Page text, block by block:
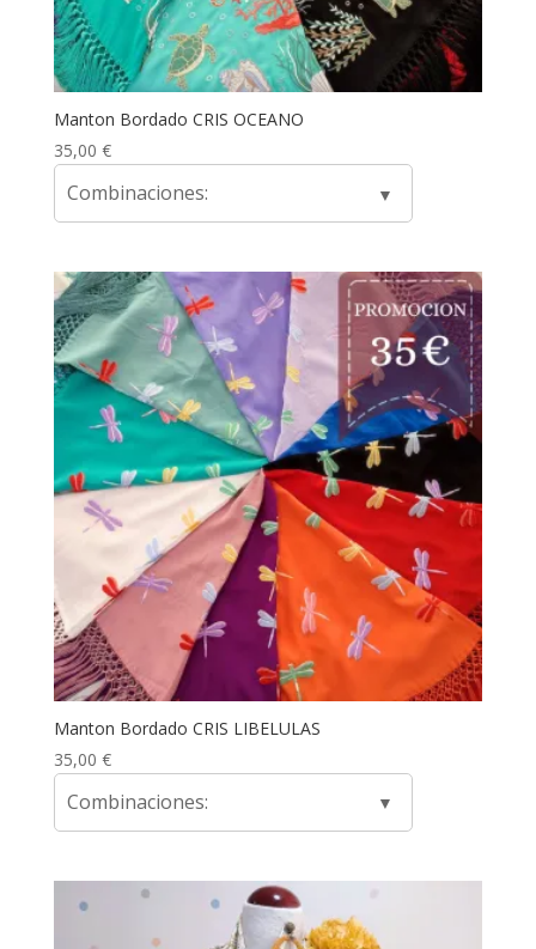
Manton Bordado CRIS OCEANO
35,00 €
Combinaciones:
Manton Bordado CRIS LIBELULAS
35,00 €
Combinaciones: